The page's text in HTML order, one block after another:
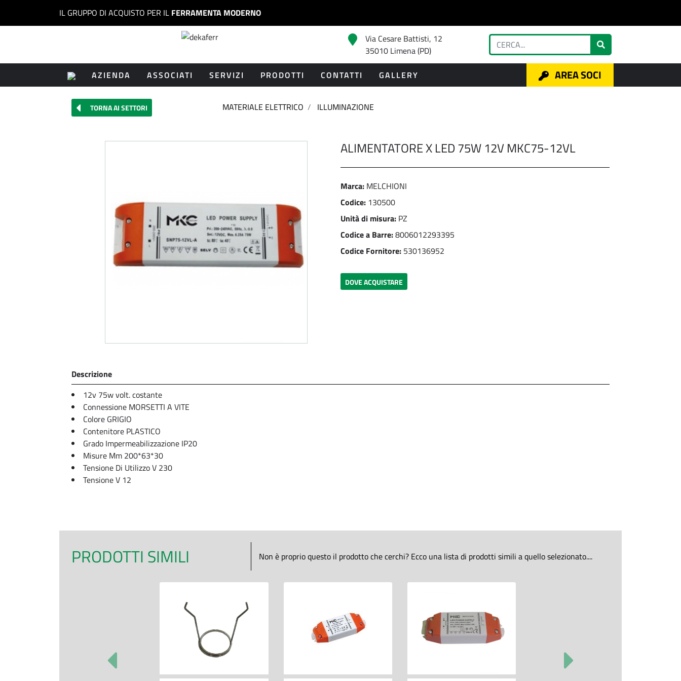
IL GRUPPO DI ACQUISTO PER IL FERRAMENTA MODERNO
Via Cesare Battisti, 12
35010 Limena (PD)
AZIENDA
ASSOCIATI SERVIZI PRODOTTI CONTATTI GALLERY AREA SOCI
TORNA AI SETTORI MATERIALE ELETTRICO ILLUMINAZIONE
ALIMENTATORE X LED 75W 12V MKC75-12VL
Marca: MELCHIONI
Codice: 130500
Unità di misura: PZ
Codice a Barre:8006012293395
Codice Fornitore: 530136952
DOVE ACQUISTARE
Descrizione
12v 75w volt. costante
Connessione MORSETTI A VITE
Colore GRIGIO
Contenitore PLASTICO
Grado Impermeabilizzazione IP20
Misure Mm 200*63*30
Tensione Di Utilizzo V 230
Tensione V 12
PRODOTTI SIMILI Non è proprio questo il prodotto che cerchi? Ecco una lista di prodotti simili a quello selezionato....